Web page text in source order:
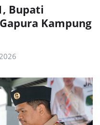
Bupati
Kampung